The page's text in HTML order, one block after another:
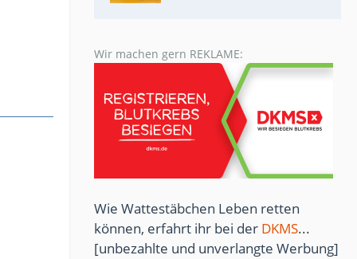
Wir machen gern REKLAME:
Wie Wattestäbchen Leben retten
können, erfahrt ihr bei der DKMS...
[unbezahlte und unverlangte Werbung]